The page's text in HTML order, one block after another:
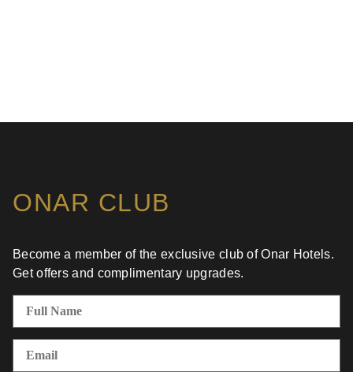
ONAR CLUB
Become a member of the exclusive club of Onar Hotels.
Get offers and complimentary upgrades.